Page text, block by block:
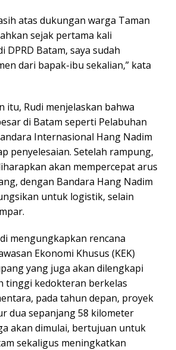
atas dukungan warga Taman
sejak pertama kali
DPRD Batam, saya sudah
dari bapak-ibu sekalian,” kata
itu, Rudi menjelaskan bahwa
di Batam seperti Pelabuhan
Internasional Hang Nadim
penyelesaian. Setelah rampung,
akan mempercepat arus
dengan Bandara Hang Nadim
untuk logistik, selain
mengungkapkan rencana
Ekonomi Khusus (KEK)
yang juga akan dilengkapi
tinggi kedokteran berkelas
pada tahun depan, proyek
dua sepanjang 58 kilometer
akan dimulai, bertujuan untuk
sekaligus meningkatkan